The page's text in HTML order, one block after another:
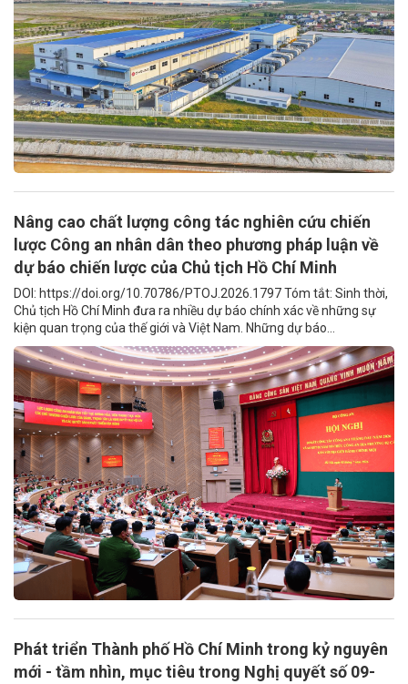
Nâng cao chất lượng công tác nghiên cứu chiến
lược Công an nhân dân theo phương pháp luận về
dự báo chiến lược của Chủ tịch Hồ Chí Minh
DOI: https://doi.org/10.70786/PTOJ.2026.1797 Tóm tắt: Sinh thời,
Chủ tịch Hồ Chí Minh đưa ra nhiều dự báo chính xác về những sự
kiện quan trọng của thế giới và Việt Nam. Những dự báo...
Phát triển Thành phố Hồ Chí Minh trong kỷ nguyên
mới - tầm nhìn, mục tiêu trong Nghị quyết số 09-